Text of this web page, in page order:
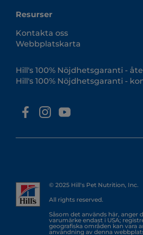
Resurser
Kontakta oss
Webbplatskarta
Hill's 100% Nöjdhetsgaranti -
Hill's 100% Nöjdhetsgaranti -
© 2025 Hill's Pet Nutrition, Inc.
All rights reserved.
Såsom det används här, anger
varumärke endast i USA;
geografiska områden kan vara
användning av denna